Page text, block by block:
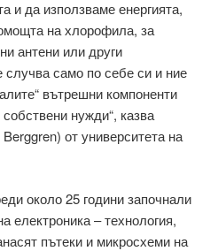
и да използваме енергията,
на хлорофила, за
антени или други
само по себе си и ние
вътрешни компоненти
нужди“, казва
от университета на
около 25 години започнали
електроника – технология,
пътеки и микросхеми на